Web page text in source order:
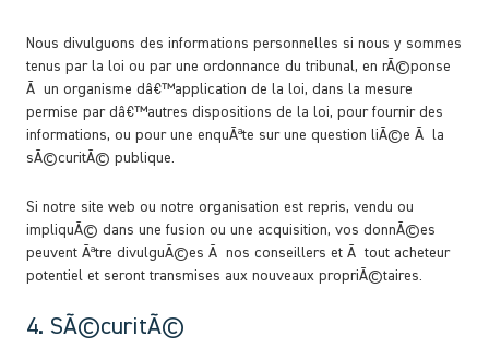
Nous divulguons des informations personnelles si nous y sommes
tenus par la loi ou par une ordonnance du tribunal, en rÃ©ponse
Ã un organisme dâ€™application de la loi, dans la mesure
permise par dâ€™autres dispositions de la loi, pour fournir des
informations, ou pour une enquÃªte sur une question liÃ©e Ã la
sÃ©curitÃ© publique.
Si notre site web ou notre organisation est repris, vendu ou
impliquÃ© dans une fusion ou une acquisition, vos donnÃ©es
peuvent Ãªtre divulguÃ©es Ã nos conseillers et Ã tout acheteur
potentiel et seront transmises aux nouveaux propriÃ©taires.
4. SÃ©curitÃ©